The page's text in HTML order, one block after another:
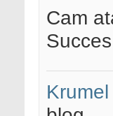
Cam
Krumel